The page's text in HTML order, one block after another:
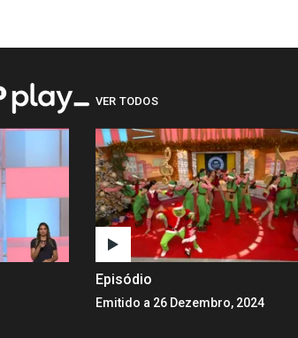
VER TODOS
Episódio
Emitido a 26 Dezembro, 2024